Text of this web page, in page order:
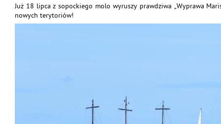
Już 18 lipca z sopockiego molo wyruszy prawdziwa „Wyprawa
nowych terytoriów!